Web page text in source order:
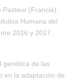
(Francia).
Humana del
2016 y 2017.
genética de las
en la adaptación de